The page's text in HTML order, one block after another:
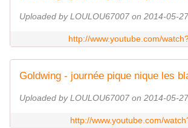
Uploaded by LOULOU67007 on 2014-05-27.
http://www.youtube.com/
Uploaded by LOULOU67007 on 2014-05-27.
http://www.youtube.com/